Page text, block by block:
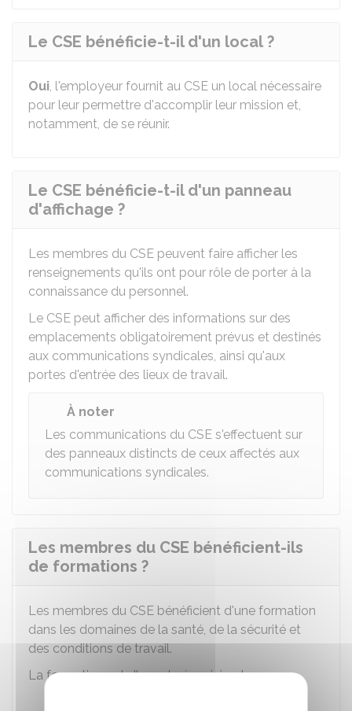
Le CSE bénéficie-t-il d'un local ?
Oui, l'employeur fournit au CSE un local nécessaire
pour leur permettre d'accomplir leur mission et,
notamment, de se réunir.
Le CSE bénéficie-t-il d'un panneau
d'affichage ?
Les membres du CSE peuvent faire afficher les
renseignements qu'ils ont pour rôle de porter à la
connaissance du personnel.
Le CSE peut afficher des informations sur des
emplacements obligatoirement prévus et destinés
aux communications syndicales, ainsi qu'aux
portes d'entrée des lieux de travail.
À noter
Les communications du CSE s'effectuent sur
des panneaux distincts de ceux affectés aux
communications syndicales.
Les membres du CSE bénéficient-ils
de formations ?
Les membres du CSE bénéficient d'une formation
dans les domaines de la santé, de la sécurité et
des conditions de travail.
La formation est d'une durée minimale :